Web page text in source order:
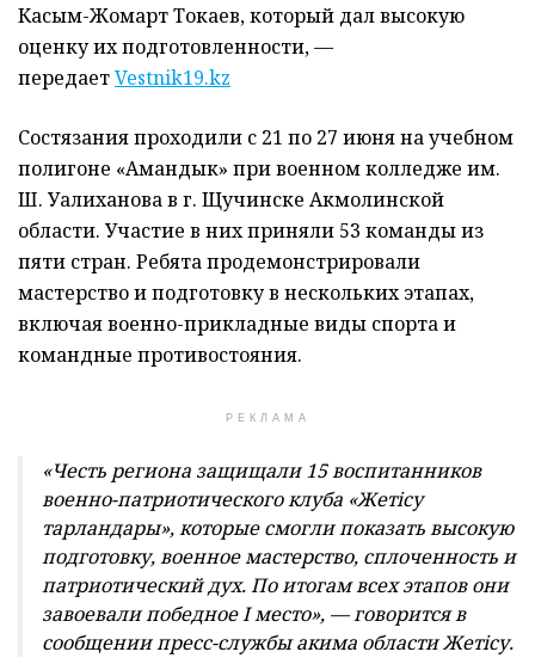
Касым-Жомарт Токаев, который дал высокую
оценку их подготовленности, —
передаетVestnik19.kz
Состязания проходили с 21 по 27 июня на учебном
полигоне «Амандык» при военном колледже им.
Ш. Уалиханова в г. Щучинске Акмолинской
области. Участие в них приняли 53 команды из
пяти стран. Ребята продемонстрировали
мастерство и подготовку в нескольких этапах,
включая военно-прикладные виды спорта и
командные противостояния.
РЕКЛАМА
«Честь региона защищали 15 воспитанников
военно-патриотического клуба «Жетiсу
тарландары», которые смогли показать высокую
подготовку, военное мастерство, сплоченность и
патриотический дух. По итогам всех этапов они
завоевали победное І место», — говорится в
сообщении пресс-службы акима области Жетiсу.